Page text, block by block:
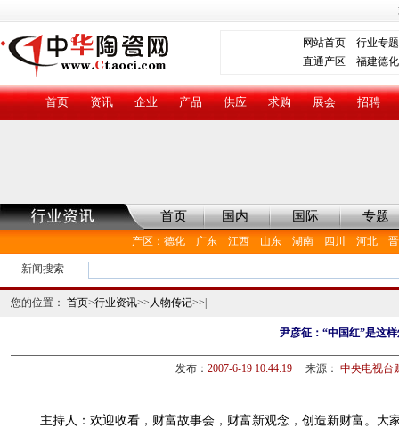
网站首页
行业专题
直通产区 福建德化
首页 资讯 企业 产品 供应 求购 展会 招聘
首页 国内 国际 专题
产区 ： 德化 广东 江西 山东 湖南 四川 河北
新闻搜索
您的位置： 首页>行业资讯>> 人物传记>>|
尹彦征：“中国红”是这
发布： 2007-6-19 10:44:19来源： 中央电视台
主持人：欢迎收看，财富故事会，财富新观念，创造新财富。大